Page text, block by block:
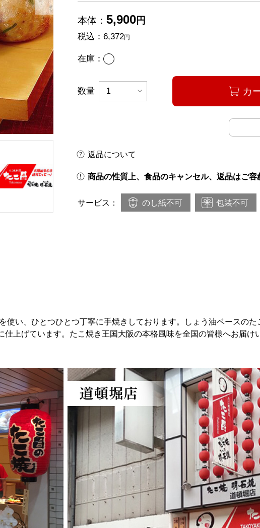
本体： 5,900円
税込： 6,372円
在庫： あり
数量 カ
返品について
商品の性質上、食品のキャンセル、返品はご容
サービス： のし紙不可 包装不可
い、ひとつひとつ丁寧に手焼きしております。しょう油ベースのた
上げています。たこ焼き王国大阪の本格風味を全国の皆様へお届け